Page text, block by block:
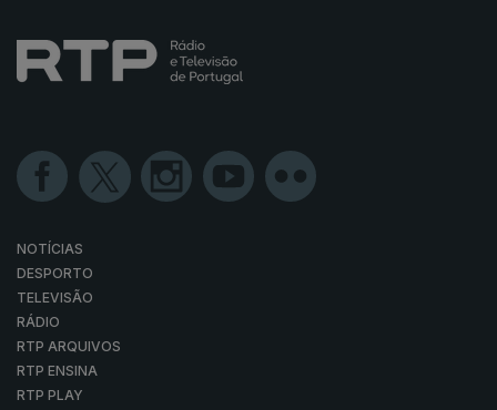
NOTÍCIAS
DESPORTO
TELEVISÃO
RÁDIO
RTP ARQUIVOS
RTP ENSINA
RTP PLAY